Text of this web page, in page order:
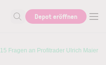
Suche nach Aktie, Autor...
Depot eröffnen
15 Fragen an Profitrader Ulrich Maier